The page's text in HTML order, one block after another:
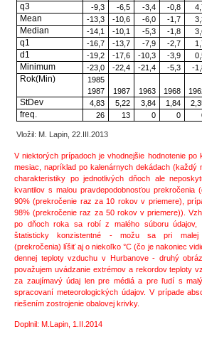
q3 -9,3 -6,5 -3,4 -0,8
Mean -13,3 -10,6 -6,0 -1,7
Median -14,1 -10,1 -5,3 -1,8
q1 -16,7 -13,7 -7,9 -2,7
d1 -19,2 -17,6 -10,3 -3,9
Minimum -23,0 -22,4 -21,4 -5,3 -
Rok(Min)
1985
1987
1987 1963 1968
StDev 4,83 5,22 3,84 1,84
freq. 26 13 0 0
Vložil: M. Lapin, 22.III.2013
V niektorých prípadoch je vhodnejšie hodnotenie po
mesiac, napríklad po kalenárnych dekádach (každý
charakteristiky po jednotlivých dňoch ale
kvantilov s malou pravdepodobnosťou
90% (prekročenie raz za 10 rokov v priemere),
98% (prekročenie raz za 50 rokov v priemere)).
po dňoch roka sa robí z malého súboru
štatisticky konzistentné - možu sa pri malej
(prekročenia) líšiť aj o niekoľko °C (čo je nakoniec
dennej teploty vzduchu v Hurbanove - druhý
považujem uvádzanie extrémov a rekordov teploty
za zaujímavý údaj len pre médiá a pre ľudí s
spracovaní meteorologických údajov. V prípade
riešením zostrojenie obalovej krivky.
Doplnil: M.Lapin, 1.II.2014